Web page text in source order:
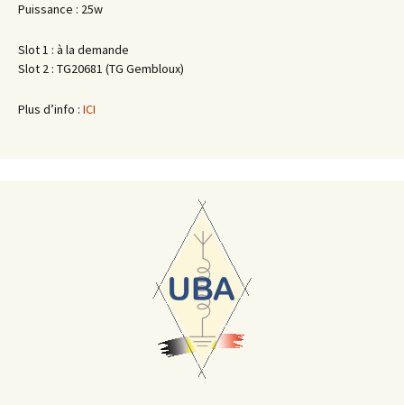
Puissance : 25w
Slot 1 : à la demande
Slot 2 : TG20681 (TG Gembloux)
Plus d’info : ICI